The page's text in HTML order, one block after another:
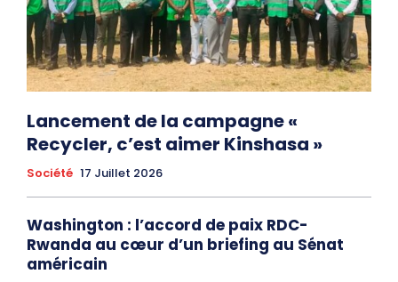
Lancement de la campagne «
Recycler, c’est aimer Kinshasa »
Société 17 Juillet 2026
Washington : l’accord de paix RDC-
Rwanda au cœur d’un briefing au Sénat
américain